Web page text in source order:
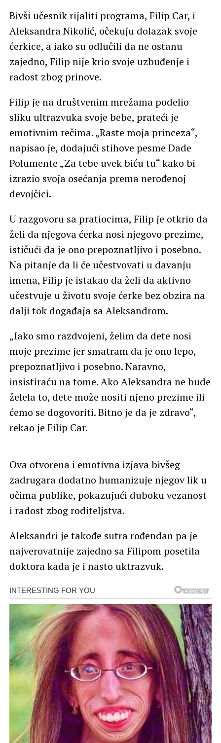
Bivši učesnik rijaliti programa, Filip Car, i
Aleksandra Nikolić, očekuju dolazak svoje
ćerkice, a iako su odlučili da ne ostanu
zajedno, Filip nije krio svoje uzbuđenje i
radost zbog prinove.
Filip je na društvenim mrežama podelio
sliku ultrazvuka svoje bebe, prateći je
emotivnim rečima. „Raste moja princeza“,
napisao je, dodajući stihove pesme Dade
Polumente „Za tebe uvek biću tu“ kako bi
izrazio svoja osećanja prema nerođenoj
devojčici.
U razgovoru sa pratiocima, Filip je otkrio da
želi da njegova ćerka nosi njegovo prezime,
ističući da je ono prepoznatljivo i posebno.
Na pitanje da li će učestvovati u davanju
imena, Filip je istakao da želi da aktivno
učestvuje u životu svoje ćerke bez obzira na
dalji tok događaja sa Aleksandrom.
„Iako smo razdvojeni, želim da dete nosi
moje prezime jer smatram da je ono lepo,
prepoznatljivo i posebno. Naravno,
insistiraću na tome. Ako Aleksandra ne bude
želela to, dete može nositi njeno prezime ili
ćemo se dogovoriti. Bitno je da je zdravo“,
rekao je Filip Car.
Ova otvorena i emotivna izjava bivšeg
zadrugara dodatno humanizuje njegov lik u
očima publike, pokazujući duboku vezanost
i radost zbog roditeljstva.
Aleksandri je takođe sutra rođendan pa je
najverovatnije zajedno sa Filipom posetila
doktora kada je i nasto uktrazvuk.